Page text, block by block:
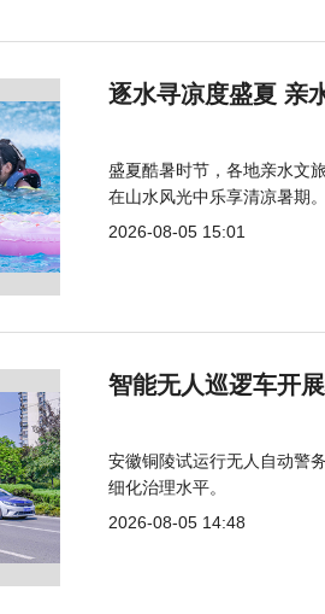
逐水寻凉度盛夏 亲
盛夏酷暑时节，各地亲水文
在山水风光中乐享清凉暑期。
2026-08-05 15:01
智能无人巡逻车开
安徽铜陵试运行无人自动警
细化治理水平。
2026-08-05 14:48